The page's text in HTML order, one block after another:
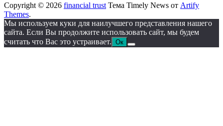
Copyright © 2026 financial trust Тема Timely News от Artify
Themes.
Мы используем куки для наилучшего представления нашего
сайта. Если Вы продолжите использовать сайт, мы будем
считать что Вас это устраивает. Ок